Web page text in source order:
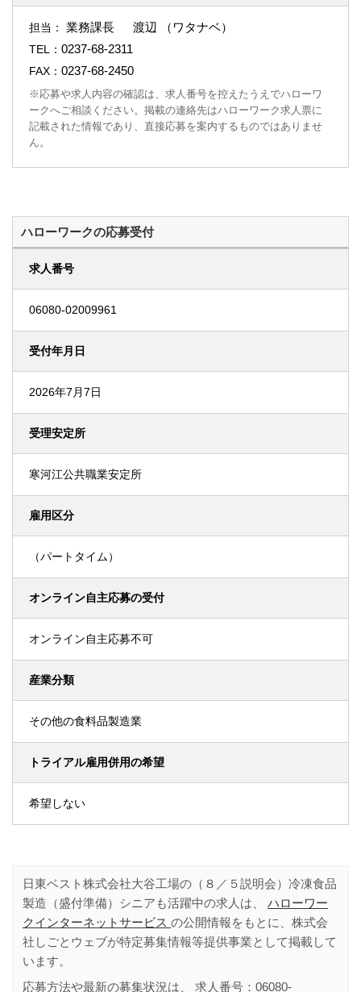
担当： 業務課長 渡辺 （ワタナベ）
TEL： 0237-68-2311
FAX： 0237-68-2450
※応募や求人内容の確認は、求人番号を控えたうえでハローワ
ークへご相談ください。掲載の連絡先はハローワーク求人票に
記載された情報であり、直接応募を案内するものではありませ
ん。
ハローワークの応募受付
求人番号
06080-02009961
受付年月日
2026年7月7日
受理安定所
寒河江公共職業安定所
雇用区分
（パートタイム）
オンライン自主応募の受付
オンライン自主応募不可
産業分類
その他の食料品製造業
トライアル雇用併用の希望
希望しない
日東ベスト株式会社大谷工場の（８／５説明会）冷凍食品
製造（盛付準備）シニアも活躍中の求人は、 ハローワー
クインターネットサービス の公開情報をもとに、株式会
社しごとウェブが特定募集情報等提供事業として掲載して
います。
応募方法や最新の募集状況は、 求人番号： 06080-